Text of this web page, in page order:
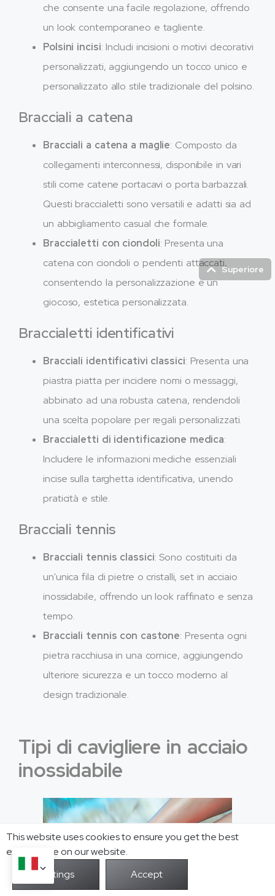
che consente una facile regolazione, offrendo
un look contemporaneo e tagliente.
Polsini incisi: Includi incisioni o motivi decorativi
personalizzati, aggiungendo un tocco unico e
personalizzato allo stile tradizionale del polsino.
Bracciali a catena
Bracciali a catena a maglie: Composto da
collegamenti interconnessi, disponibile in vari
stili come catene portacavi o porta barbazzali.
Questi braccialetti sono versatili e adatti sia ad
un abbigliamento casual che formale.
Braccialetti con ciondoli: Presenta una
catena con ciondoli o pendenti attaccati,
consentendo la personalizzazione e un
giocoso, estetica personalizzata.
Braccialetti identificativi
Bracciali identificativi classici: Presenta una
piastra piatta per incidere nomi o messaggi,
abbinato ad una robusta catena, rendendoli
una scelta popolare per regali personalizzati.
Braccialetti di identificazione medica:
Includere le informazioni mediche essenziali
incise sulla targhetta identificativa, unendo
praticità e stile.
Bracciali tennis
Bracciali tennis classici: Sono costituiti da
un'unica fila di pietre o cristalli, set in acciaio
inossidabile, offrendo un look raffinato e senza
tempo.
Bracciali tennis con castone: Presenta ogni
pietra racchiusa in una cornice, aggiungendo
ulteriore sicurezza e un tocco moderno al
design tradizionale.
Tipi di cavigliere in acciaio
inossidabile
Superiore
This website uses cookies to ensure you get the best
exprerience on our website.